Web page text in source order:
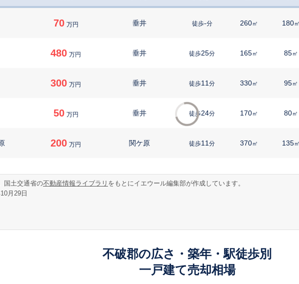
70 万円 垂井 徒歩-分 260㎡ 180㎡
480 万円 垂井 徒歩25分 165㎡ 85㎡
300 万円 垂井 徒歩11 分 330㎡ 95㎡
50 万円 垂井 徒歩24分 170㎡ 80㎡
200 万円 関ケ原 徒歩11 分 370㎡ 135㎡
国土交通省の不動産情報ライブラリ をもとにイエウール編集部が作成しています。
月29日
不破郡の広さ・築年・駅徒歩別
一戸建て売却相場